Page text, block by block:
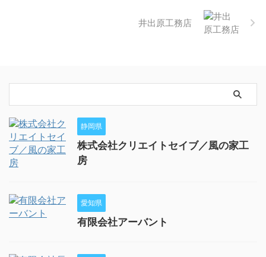
井出原工務店
静岡県
株式会社クリエイトセイブ／風の家工
房
愛知県
有限会社アーバント